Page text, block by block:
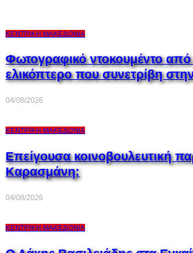
ΚΕΝΤΡΙΚΉ ΜΑΚΕΔΟΝΊΑ
Φωτογραφικό ντοκουμέντο από
ελικόπτερο που συνετρίβη
04/08/2026
ΚΕΝΤΡΙΚΉ ΜΑΚΕΔΟΝΊΑ
Επείγουσα κοινοβουλευτική
Καρασμάνη:
04/08/2026
ΚΕΝΤΡΙΚΉ ΜΑΚΕΔΟΝΊΑ